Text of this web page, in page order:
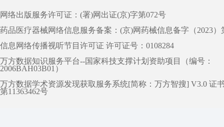
网络出版服务许可证：(署)网出证(京)字第072号
药品医疗器械网络信息服务备案：(京)网药械信息备字（2023）
信息网络传播视听节目许可证 许可证号：0108284
万方数据知识服务平台--国家科技支撑计划资助项目（编号：
2006BAH03B01）
万方数据学术资源发现获取服务系统[简称：万方智搜] V3.0 证
第11363462号